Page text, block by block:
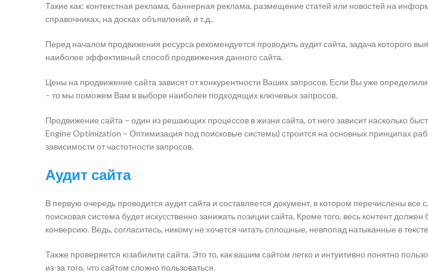
Такие как: контекстная реклама, баннерная реклама, размещение статей или новостей на
справочниках, на досках объявлений, и т.д..
Перед началом продвижения ресурса рекомендуется проводить аудит сайта, задача которого
наиболее эффективный способ продвижения данного сайта.
Цены на продвижение сайта зависят от конкурентности Ваших запросов. Если Вы уже
– то мы поможем Вам в выборе наиболее подходящих ключевых запросов.
Продвижение сайта – один из решающих процессов в жизни сайта, от него зависит насколько
Engine Optimization – Оптимизация под поисковые системы) строится на основных принципах
зависимости от частотности запросов.
Аудит сайта
В первую очередь проводится аудит сайта и составляется документ, в котором перечислены все
поисковая система будет искусственно занижать позиции сайта. Кроме того, весь контент
конверсию. Ведь, согласитесь, никому не хочется читать сплошные, невпопад натыканные в
Также проверяется юзабилити сайта. Это то, как вашим сайтом легко и интуитивно понятно
из-за того, что сайтом сложно пользоваться.